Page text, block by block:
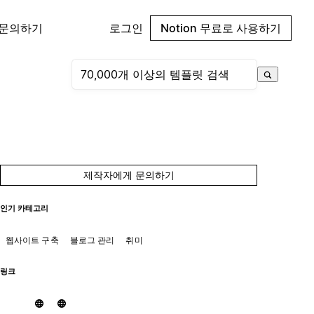
의하기 로그인 Notion 무료로 사용하기
제작자에게 문의하기
인기 카테고리
웹사이트 구축 블로그 관리 취미
링크